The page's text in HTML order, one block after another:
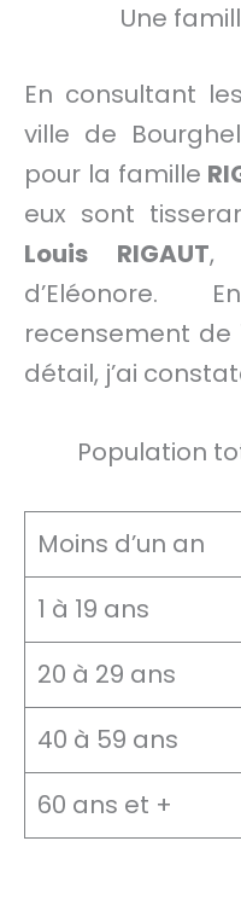
Une
En consultant
ville de
pour la famille
eux sont
Louis RIGAUT,
d’Eléonore.
recensement de
détail, j’ai
Population
Moins d’un an
1 à 19 ans
20 à 29 ans
40 à 59 ans
60 ans et +